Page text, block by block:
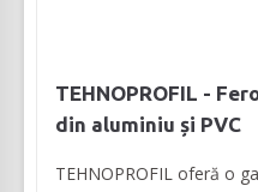
TEHNOPROFIL -
din aluminiu și PVC
TEHNOPROFIL oferă o